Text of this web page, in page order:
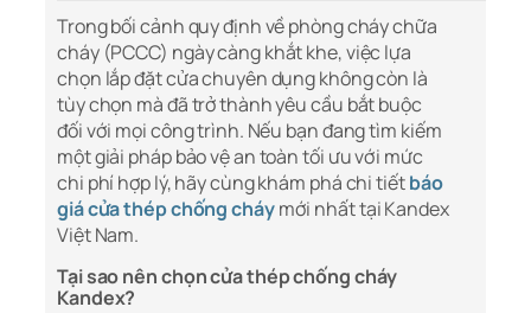
Trong bối cảnh quy định về phòng cháy chữa
cháy (PCCC) ngày càng khắt khe, việc lựa
chọn lắp đặt cửa chuyên dụng không còn là
tùy chọn mà đã trở thành yêu cầu bắt buộc
đối với mọi công trình. Nếu bạn đang tìm kiếm
một giải pháp bảo vệ an toàn tối ưu với mức
chi phí hợp lý, hãy cùng khám phá chi tiếtbáo
giá cửa thép chống cháymới nhất tại Kandex
Việt Nam.
Tại sao nên chọn cửa thép chống cháy
Kandex?